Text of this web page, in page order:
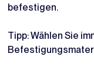
befestigen.
Tipp: Wählen Sie